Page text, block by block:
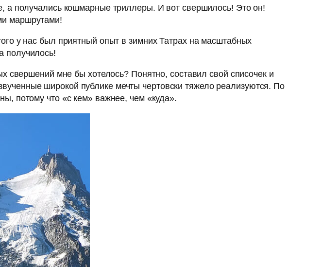
а получались кошмарные триллеры. И вот свершилось! Это он!
маршрутами!
у нас был приятный опыт в зимних Татрах на масштабных
получилось!
свершений мне бы хотелось? Понятно, составил свой списочек и
широкой публике мечты чертовски тяжело реализуются. По
потому что «с кем» важнее, чем «куда».